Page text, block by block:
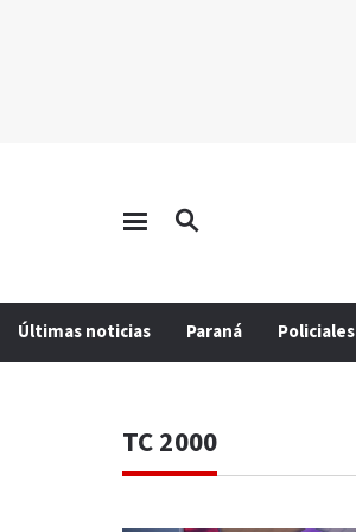
Últimas noticias Paraná Policiales
TC 2000